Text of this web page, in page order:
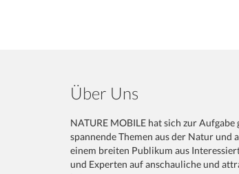
Über Uns
NATURE MOBILE hat sich zur Aufgabe
spannende Themen aus der Natur und
einem breiten Publikum aus
und Experten auf anschauliche und